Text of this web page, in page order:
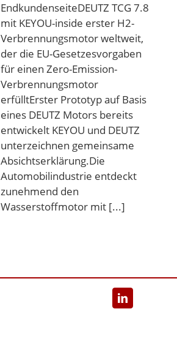
EndkundenseiteDEUTZ TCG 7.8
mit KEYOU-inside erster H2-
Verbrennungsmotor weltweit,
der die EU-Gesetzesvorgaben
für einen Zero-Emission-
Verbrennungsmotor
erfülltErster Prototyp auf Basis
eines DEUTZ Motors bereits
entwickelt KEYOU und DEUTZ
unterzeichnen gemeinsame
Absichtserklärung.Die
Automobilindustrie entdeckt
zunehmend den
Wasserstoffmotor mit [...]